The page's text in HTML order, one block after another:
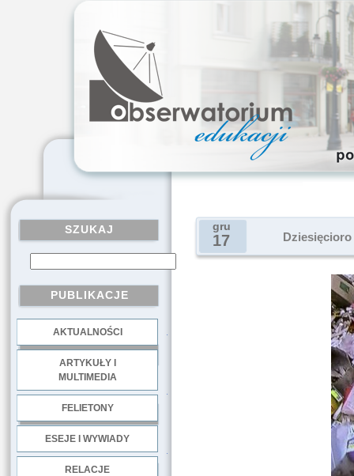
SZUKAJ
PUBLIKACJE
AKTUALNOŚCI
ARTYKUŁY I
MULTIMEDIA
FELIETONY
ESEJE I WYWIADY
RELACJE
gru
17